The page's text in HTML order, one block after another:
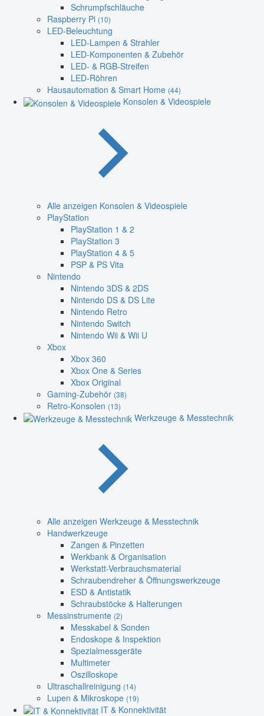
Schrumpfschläuche
Raspberry Pi (10)
LED-Beleuchtung
LED-Lampen & Strahler
LED-Komponenten & Zubehör
LED- & RGB-Streifen
LED-Röhren
Hausautomation & Smart Home (44)
Konsolen & Videospiele
Alle anzeigen Konsolen & Videospiele
PlayStation
PlayStation 1 & 2
PlayStation 3
PlayStation 4 & 5
PSP & PS Vita
Nintendo
Nintendo 3DS & 2DS
Nintendo DS & DS Lite
Nintendo Retro
Nintendo Switch
Nintendo Wii & Wii U
Xbox
Xbox 360
Xbox One & Series
Xbox Original
Gaming-Zubehör (38)
Retro-Konsolen (13)
Werkzeuge & Messtechnik
Alle anzeigen Werkzeuge & Messtechnik
Handwerkzeuge
Zangen & Pinzetten
Werkbank & Organisation
Werkstatt-Verbrauchsmaterial
Schraubendreher & Öffnungswerkzeuge
ESD & Antistatik
Schraubstöcke & Halterungen
Messinstrumente (2)
Messkabel & Sonden
Endoskope & Inspektion
Spezialmessgeräte
Multimeter
Oszilloskope
Ultraschallreinigung (14)
Lupen & Mikroskope (19)
IT & Konnektivität